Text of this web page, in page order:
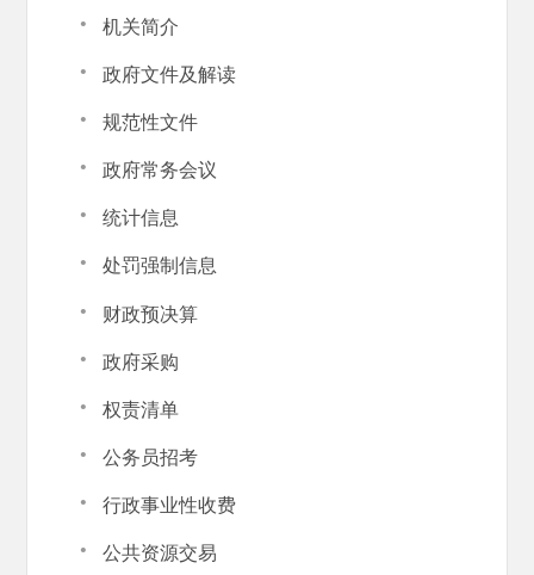
· 机关简介
· 政府文件及解读
· 规范性文件
· 政府常务会议
· 统计信息
· 处罚强制信息
· 财政预决算
· 政府采购
· 权责清单
· 公务员招考
· 行政事业性收费
· 公共资源交易